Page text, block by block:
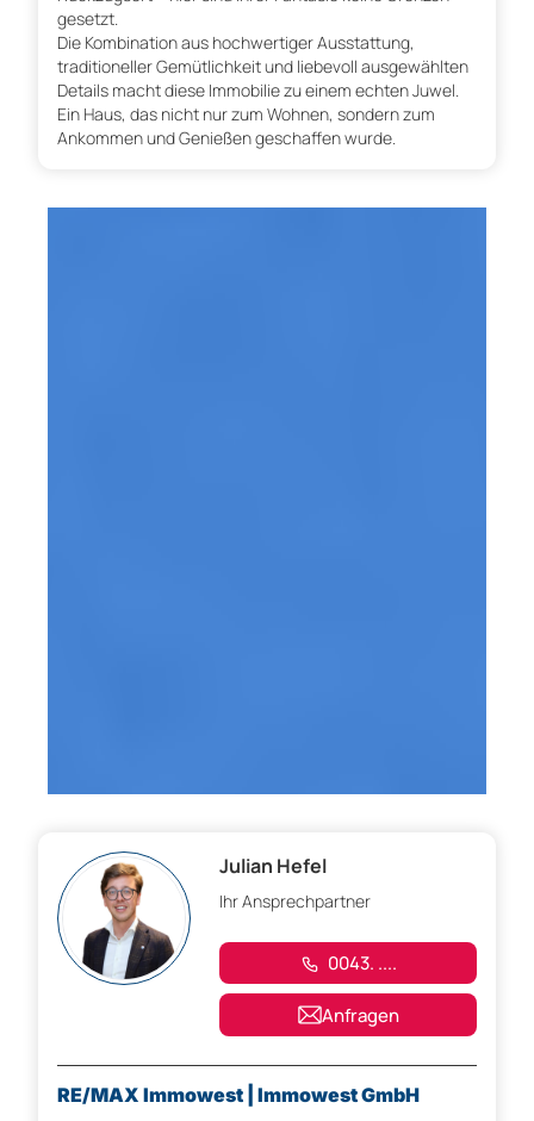
gesetzt.
Die Kombination aus hochwertiger Ausstattung,
traditioneller Gemütlichkeit und liebevoll ausgewählten
Details macht diese Immobilie zu einem echten Juwel.
Ein Haus, das nicht nur zum Wohnen, sondern zum
Ankommen und Genießen geschaffen wurde.
Julian Hefel
Ihr Ansprechpartner
0043. ....
Anfragen
RE/MAX Immowest | Immowest GmbH